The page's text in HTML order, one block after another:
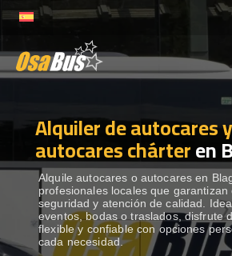
to
ALQUILER DE AUTOCARES
DESTINOS
RECORRIDAS
Alquiler de autocares y
autocares chárteren
Alquile autocares o autocares en
profesionales locales que garantizan
seguridad y atención de calidad.
eventos, bodas o traslados, disfrute
flexible y confiable con opciones
cada necesidad.